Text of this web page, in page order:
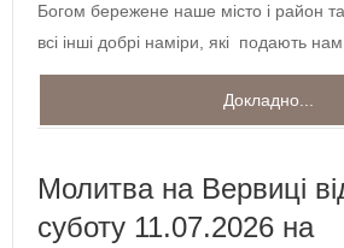
Богом бережене наше місто і район
всі інші добрі наміри, які подають
Докладно...
Молитва на Вервиці
суботу 11.07.2026 на